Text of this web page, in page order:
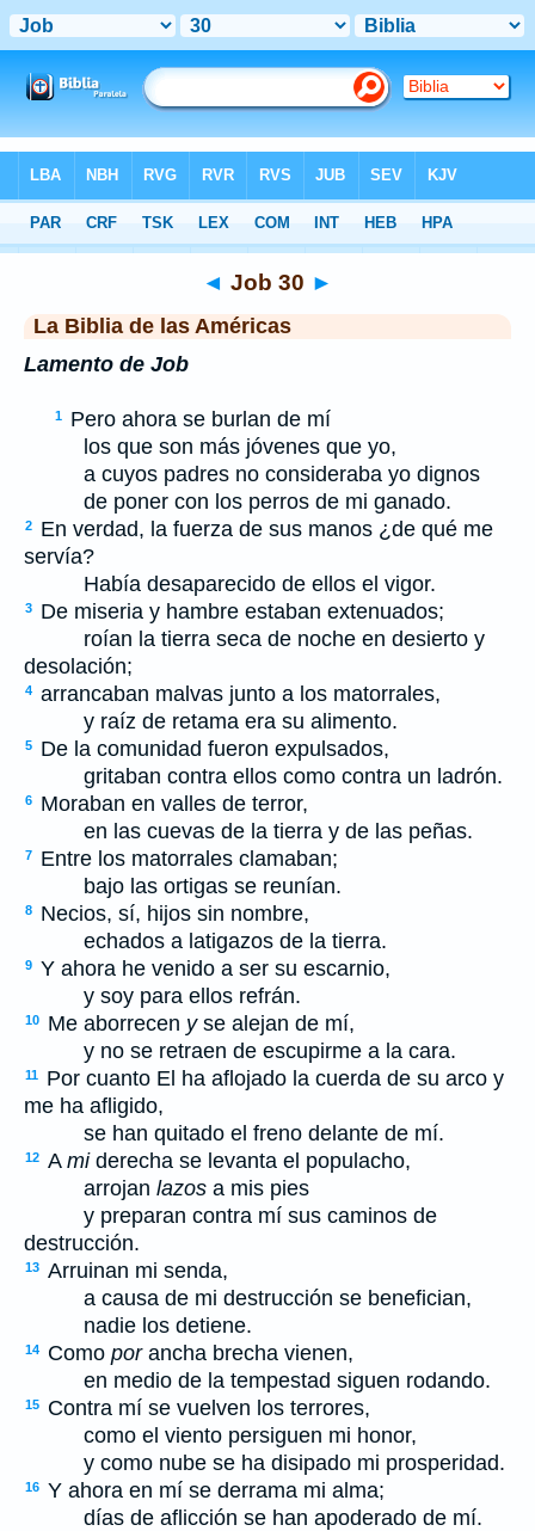
>LBLA > Job 30
◄ Job 30 ►
La Biblia de las Américas
Lamento de Job
1
Pero ahora se burlan de mí
los que son más jóvenes que yo,
a cuyos padres no consideraba yo dignos
de poner con los perros de mi ganado.
2
En verdad, la fuerza de sus manos ¿de qué me
servía?
Había desaparecido de ellos el vigor.
3
De miseria y hambre estaban extenuados;
roían la tierra seca de noche en desierto y
desolación;
4 arrancaban malvas junto a los matorrales,
y raíz de retama era su alimento.
5
De la comunidad fueron expulsados,
gritaban contra ellos como contra un ladrón.
6
Moraban en valles de terror,
en las cuevas de la tierra y de las peñas.
7
Entre los matorrales clamaban;
bajo las ortigas se reunían.
8
Necios, sí, hijos sin nombre,
echados a latigazos de la tierra.
9 Y ahora he venido a ser su escarnio,
y soy para ellos refrán.
10 Me aborrecen yse alejan de mí,
y no se retraen de escupirme a la cara.
11
Por cuanto El ha aflojado la cuerda de su arco y
me ha afligido,
se han quitado el freno delante de mí.
12 A miderecha se levanta el populacho,
arrojan lazos a mis pies
y preparan contra mí sus caminos de
destrucción.
13 Arruinan mi senda,
a causa de mi destrucción se benefician,
nadie los detiene.
14 Como porancha brecha vienen,
en medio de la tempestad siguen rodando.
15
Contra mí se vuelven los terrores,
como el viento persiguen mi honor,
y como nube se ha disipado mi prosperidad.
16 Y ahora en mí se derrama mi alma;
días de aflicción se han apoderado de mí.